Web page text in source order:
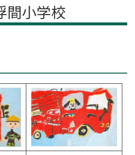
間小学校